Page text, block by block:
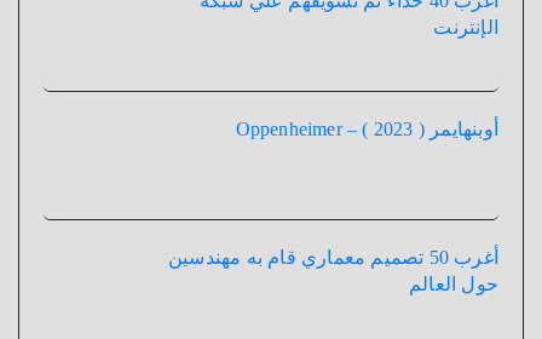
الإنترنت
أوبنهايمر ( 2023 ) – Oppenheimer
أغرب 50 تصميم معماري قام به مهندسين
حول العالم